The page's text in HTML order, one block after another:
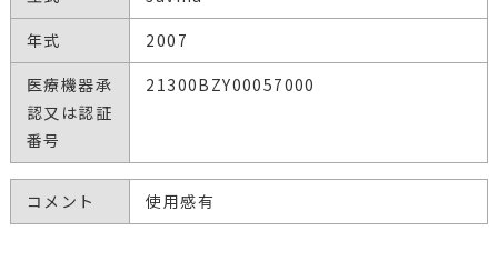
年式
2007
医療機器承
認又は認証
番号
21300BZY00057000
コメント 使用感有